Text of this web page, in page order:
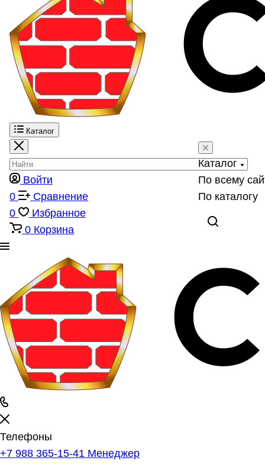
Каталог
Каталог
По всему
По каталогу
Войти
0
Сравнение
0
Избранное
0 Корзина
Телефоны
+7 988 365-15-41 Менеджер